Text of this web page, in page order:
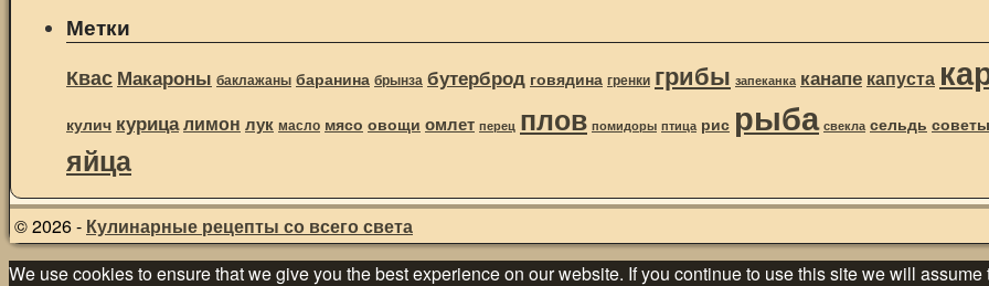
Метки
Квас Макароны баклажаны баранина брынза бутерброд говядина гренки грибы запеканка канапе капуста
кулич курицалимон лук масло мясо овощи омлет перец плов помидоры птица рис рыба свекла сельдь советы
яйца
© 2026 - Кулинарные рецепты со всего света
We use cookies to ensure that we give you the best experience on our website. If you continue to use this site we will